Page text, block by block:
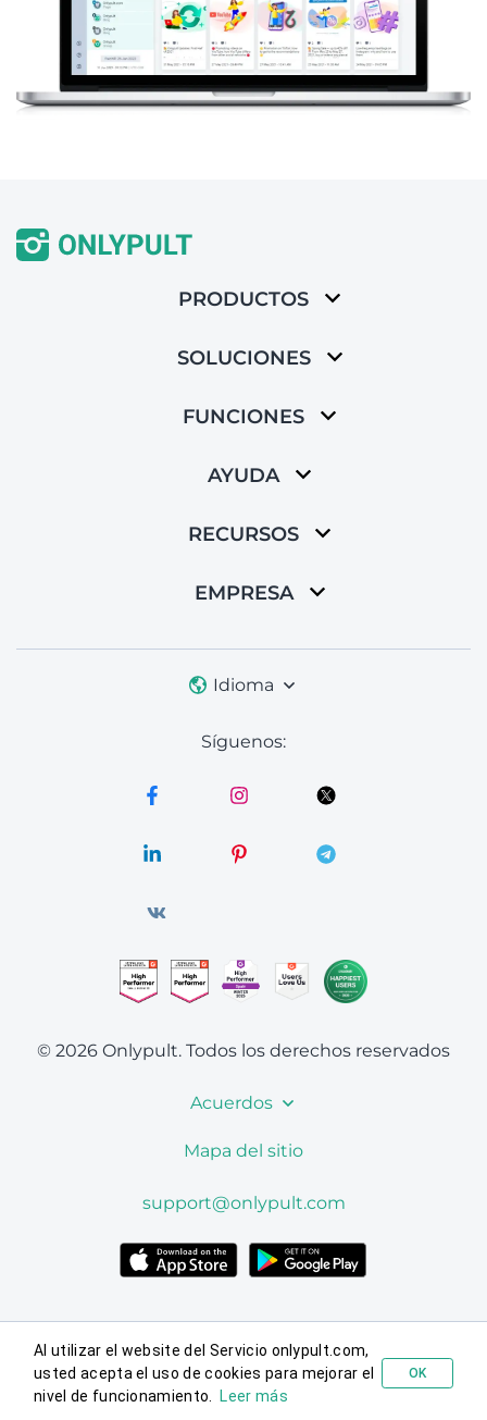
PRODUCTOS
SOLUCIONES
FUNCIONES
AYUDA
RECURSOS
EMPRESA
Idioma
Síguenos:
© 2026 Onlypult. Todos los derechos reservados
Acuerdos
Mapa del sitio
support@onlypult.com
Al utilizar el website del Servicio onlypult.com,
usted acepta el uso de cookies para mejorar el
nivel de funcionamiento.
Leer más
OK
Probar gratis